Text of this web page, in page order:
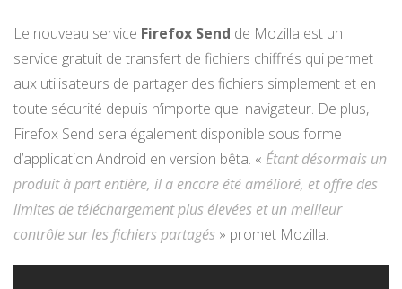
Le nouveau service Firefox Send de Mozilla est un
service gratuit de transfert de fichiers chiffrés qui permet
aux utilisateurs de partager des fichiers simplement et en
toute sécurité depuis n’importe quel navigateur. De plus,
Firefox Send sera également disponible sous forme
d’application Android en version bêta. « Étant désormais un
produit à part entière, il a encore été amélioré, et offre des
limites de téléchargement plus élevées et un meilleur
contrôle sur les fichiers partagés » promet Mozilla.